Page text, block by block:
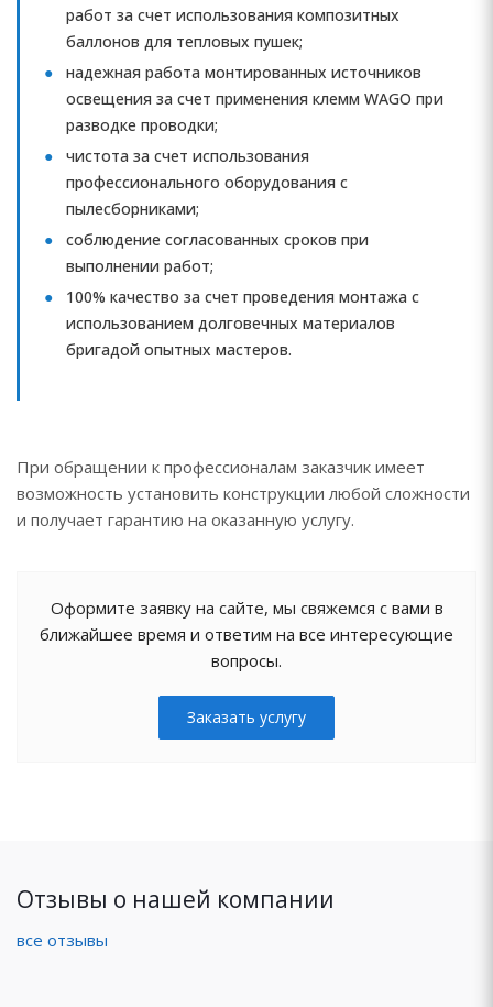
работ за счет использования композитных
баллонов для тепловых пушек;
надежная работа монтированных источников
освещения за счет применения клемм WAGO при
разводке проводки;
чистота за счет использования
профессионального оборудования с
пылесборниками;
соблюдение согласованных сроков при
выполнении работ;
100% качество за счет проведения монтажа с
использованием долговечных материалов
бригадой опытных мастеров.
При обращении к профессионалам заказчик имеет
возможность установить конструкции любой сложности
и получает гарантию на оказанную услугу.
Оформите заявку на сайте, мы свяжемся с вами в
ближайшее время и ответим на все интересующие
вопросы.
Заказать услугу
Отзывы о нашей компании
все отзывы